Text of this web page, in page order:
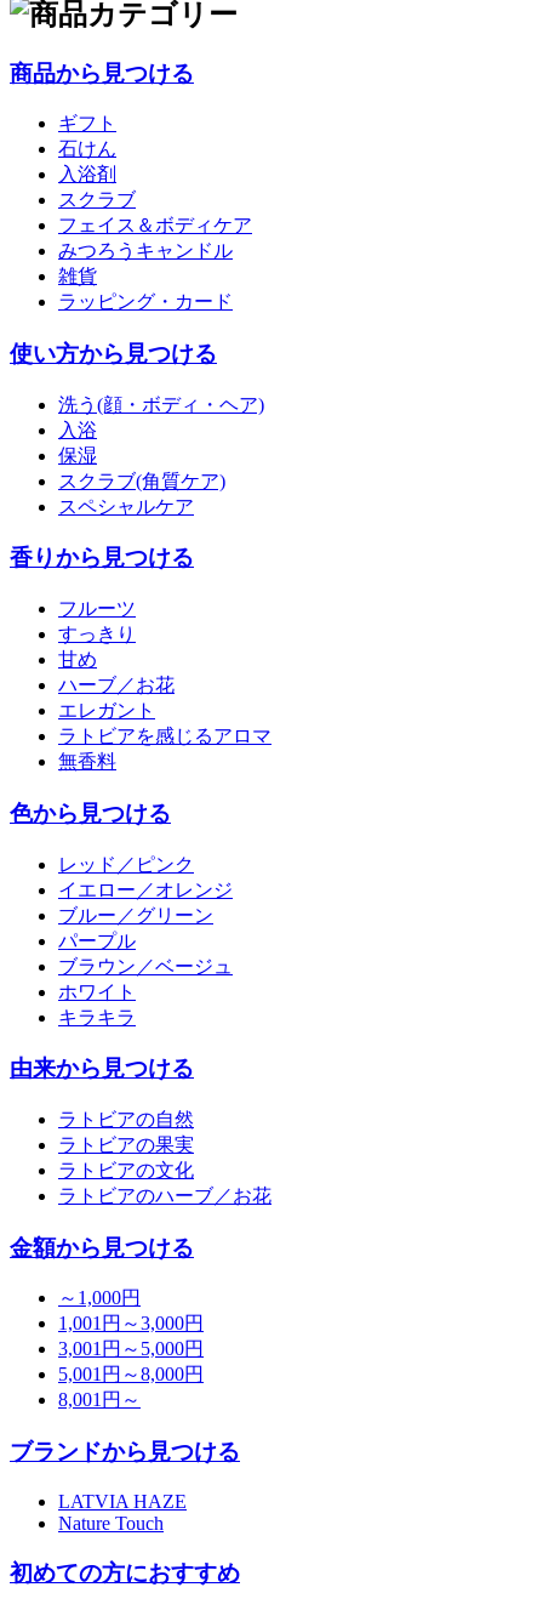
商品から見つける
ギフト
石けん
入浴剤
スクラブ
フェイス＆ボディケア
みつろうキャンドル
雑貨
ラッピング・カード
使い方から見つける
洗う(顔・ボディ・ヘア)
入浴
保湿
スクラブ(角質ケア)
スペシャルケア
香りから見つける
フルーツ
すっきり
甘め
ハーブ／お花
エレガント
ラトビアを感じるアロマ
無香料
色から見つける
レッド／ピンク
イエロー／オレンジ
ブルー／グリーン
パープル
ブラウン／ベージュ
ホワイト
キラキラ
由来から見つける
ラトビアの自然
ラトビアの果実
ラトビアの文化
ラトビアのハーブ／お花
金額から見つける
～1,000円
1,001円～3,000円
3,001円～5,000円
5,001円～8,000円
8,001円～
ブランドから見つける
LATVIA HAZE
Nature Touch
初めての方におすすめ